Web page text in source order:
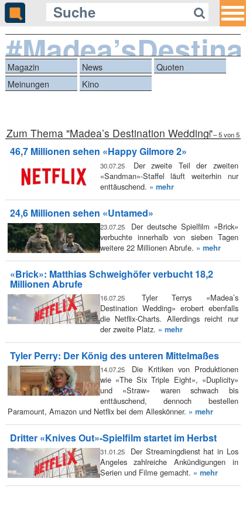
Magazin News
Quoten
Meinungen
Kino
Zum Thema "Madea’s Destination Wedding"1 – 5 von 5
46,7 Millionen sehen «Happy Gilmore 2»
30.07.25
Der zweite Teil der zweiten
«Sandman»-Staffel läuft weiterhin nur
enttäuschend. » mehr
24,6 Millionen sehen «Untamed»
23.07.25
Der deutsche Spielfilm «Brick»
verbuchte innerhalb von sieben Tagen
weitere 22 Millionen Abrufe. » mehr
«Brick»: Matthias Schweighöfer verbucht 18,2
Millionen Abrufe
16.07.25
Tyler Terrys «Madea’s
Destination Wedding» erobert ebenfalls
die Netflix-Charts. Allerdings reicht nur
der zweite Platz. » mehr
Tyler Perry: Der König des unteren Mittelmaßes
14.07.25
Die Kritiken von Produktionen
wie «The Six Triple Eight», «Duplicity»
und «Straw» waren schwach bis
enttäuschend, dennoch bestellen
Paramount, Amazon und Netflix bei dem Alleskönner. » mehr
Dritter «Knives Out»-Spielfilm startet im Herbst
31.01.25
Der Streamingdienst hat in Los
Angeles zahlreiche Ankündigungen in
Serien und Filme gemacht. » mehr